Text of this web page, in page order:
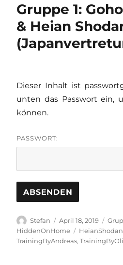
Gruppe 1:
& Heian
Dieser Inhalt ist
unten das Passwort ein,
können.
PASSWORT:
Autor
Stefan
Veröffentlicht
am
April 18, 2019
HiddenOnHome
Schlagwörter
HeianShodan
TrainingByAndreas,TrainingByOli